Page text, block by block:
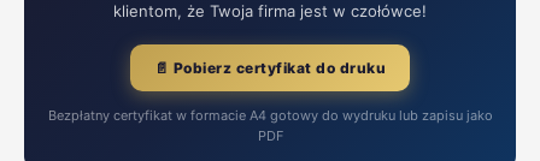
klientom, że Twoja firma jest w czołówce!
📄 Pobierz certyfikat do druku
Bezpłatny certyfikat w formacie A4 gotowy do wydruku lub zapisu jako
PDF